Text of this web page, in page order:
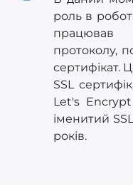
роль в
працював
протоколу,
сертифікат.
SSL
Let's
іменитий
років.